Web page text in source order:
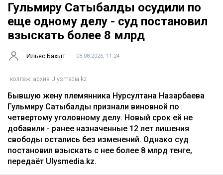
Гульмиру Сатыбалды осудили по
еще одному делу - суд постановил
взыскать более 8 млрд
Ильяс Бахыт 08.08.2026, 11:24